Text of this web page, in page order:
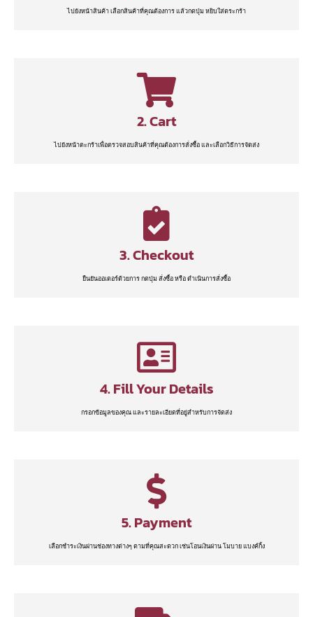
ไปยังหน้าสินค้า เลือกสินค้าที่คุณต้องการ แล้วกดปุ่ม หยิบใส่ตระกร้า
2. Cart
ไปยังหน้าตะกร้าเพื่อตรวจสอบสินค้าที่คุณต้องการสั่งซื้อ และเลือกวิธีการจัดส่ง
3. Checkout
ยืนยันออเดอร์ด้วยการ กดปุ่ม สั่งซื้อ หรือ ดำเนินการสั่งซื้อ
4. Fill Your Details
กรอกข้อมูลของคุณ และรายละเอียดที่อยู่สำหรับการจัดส่ง
5. Payment
เลือกชำระเงินผ่านช่องทางต่างๆ ตามที่คุณสะดวก เช่นโอนเงินผ่าน โมบาย แบงค์กิ้ง